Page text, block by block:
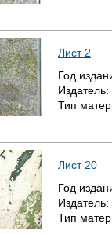
Лист 2
Год
Издатель:
Тип
Лист 20
Год
Издатель:
Тип